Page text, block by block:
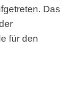
Das
für den